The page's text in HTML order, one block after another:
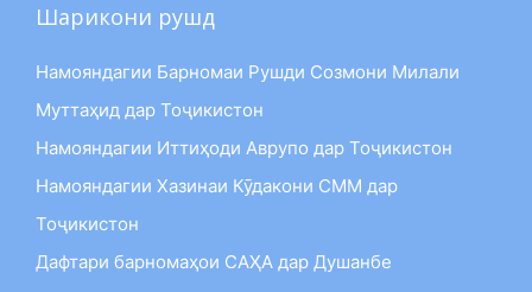
Шарикони рушд
Намояндагии Барномаи Рушди Созмони Милали
Муттаҳид дар Тоҷикистон
Намояндагии Иттиҳоди Аврупо дар Тоҷикистон
Намояндагии Хазинаи Кӯдакони СММ дар
Тоҷикистон
Дафтари барномаҳои САҲА дар Душанбе